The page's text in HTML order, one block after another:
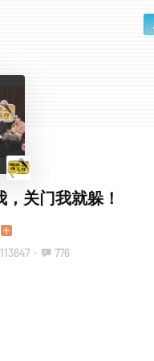
关门我就躲！
113647 · 776